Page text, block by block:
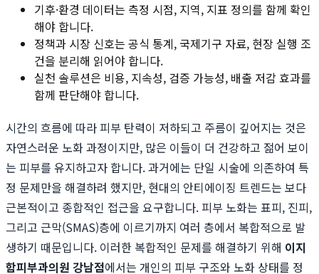
기후·환경 데이터는 측정 시점, 지역, 지표 정의를 함께 확인
해야 합니다.
정책과 시장 신호는 공식 통계, 국제기구 자료, 현장 실행 조
건을 분리해 읽어야 합니다.
실천 솔루션은 비용, 지속성, 검증 가능성, 배출 저감 효과를
함께 판단해야 합니다.
시간의 흐름에 따라 피부 탄력이 저하되고 주름이 깊어지는 것은
자연스러운 노화 과정이지만, 많은 이들이 더 건강하고 젊어 보이
는 피부를 유지하고자 합니다. 과거에는 단일 시술에 의존하여 특
정 문제만을 해결하려 했지만, 현대의 안티에이징 트렌드는 보다
근본적이고 종합적인 접근을 요구합니다. 피부 노화는 표피, 진피,
그리고 근막(SMAS)층에 이르기까지 여러 층에서 복합적으로 발
생하기 때문입니다. 이러한 복합적인 문제를 해결하기 위해 이지
함피부과의원 강남점에서는 개인의 피부 구조와 노화 상태를 정